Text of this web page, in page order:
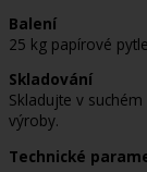
Balení
25 kg papírové
Skladování
Skladujte v
výroby.
Technické